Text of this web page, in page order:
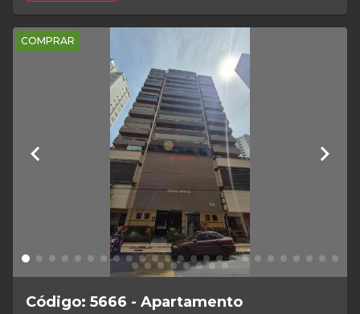
COMPRAR
keyboard_arrow_left keyboard_arrow_right
Código: 5666 - Apartamento